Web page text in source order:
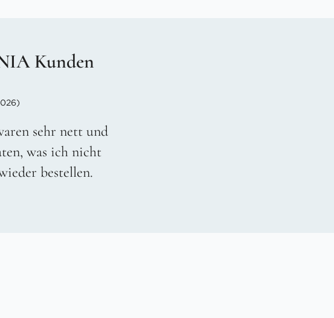
Kunden
sehr nett und
was ich nicht
bestellen.